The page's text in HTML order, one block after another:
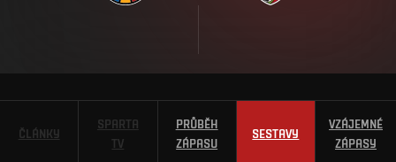
ČLÁNKY
SPARTA
TV
PRŮBĚH
ZÁPASU
SESTAVY
VZÁJEMNÉ
ZÁPASY